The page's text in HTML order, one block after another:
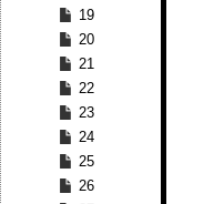
19
20
21
22
23
24
25
26